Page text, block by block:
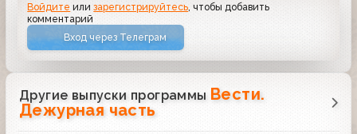
Войдите илизарегистрируйтесь, чтобы добавить
комментарий
Вход через Телеграм
Другие выпуски программы Вести.
Дежурная часть